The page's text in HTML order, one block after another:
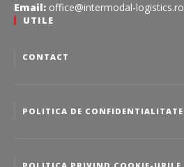
Email: office@intermodal-logistics.ro
UTILE
CONTACT
POLITICA DE CONFIDENTIALITATE